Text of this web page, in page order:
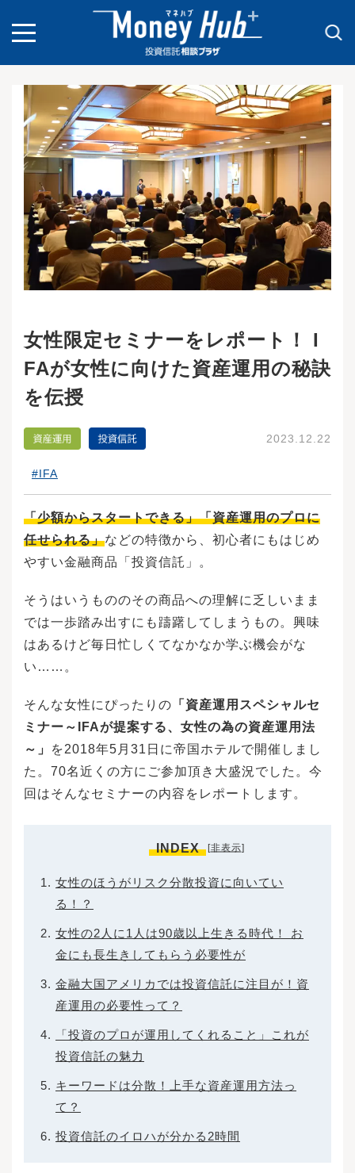
toggle
navigation
女性限定セミナーをレポート！ I
FAが女性に向けた資産運用の秘訣
を伝授
2023.12.22
#IFA
「少額からスタートできる」「資産運用のプロに
任せられる」などの特徴から、初心者にもはじめ
やすい金融商品「投資信託」。
そうはいうもののその商品への理解に乏しいまま
では一歩踏み出すにも躊躇してしまうもの。興味
はあるけど毎日忙しくてなかなか学ぶ機会がな
い……。
そんな女性にぴったりの 「資産運用スペシャルセ
ミナー～IFAが提案する、女性の為の資産運用法
～」
を2018年5月31日に帝国ホテルで開催しまし
た。70名近くの方にご参加頂き大盛況でした。今
回はそんなセミナーの内容をレポートします。
INDEX [非表示]
女性のほうがリスク分散投資に向いてい
る！？
女性の2人に1人は90歳以上生きる時代！ お
金にも長生きしてもらう必要性が
金融大国アメリカでは投資信託に注目が！資
産運用の必要性って？
「投資のプロが運用してくれること」これが
投資信託の魅力
キーワードは分散！上手な資産運用方法っ
て？
投資信託のイロハが分かる2時間